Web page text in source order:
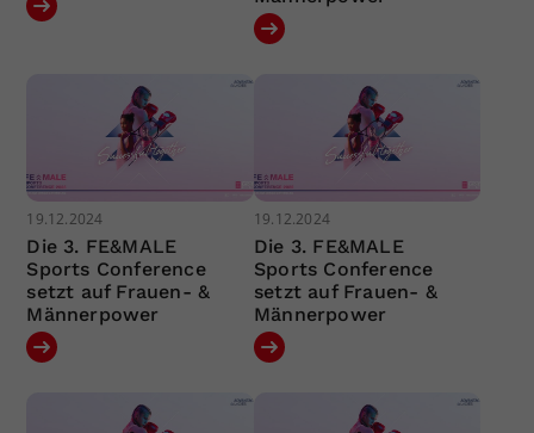
19.12.2024
Die 3. FE&MALE
Sports Conference
setzt auf Frauen- &
Männerpower
19.12.2024
Die 3. FE&MALE
Sports Conference
setzt auf Frauen- &
Männerpower